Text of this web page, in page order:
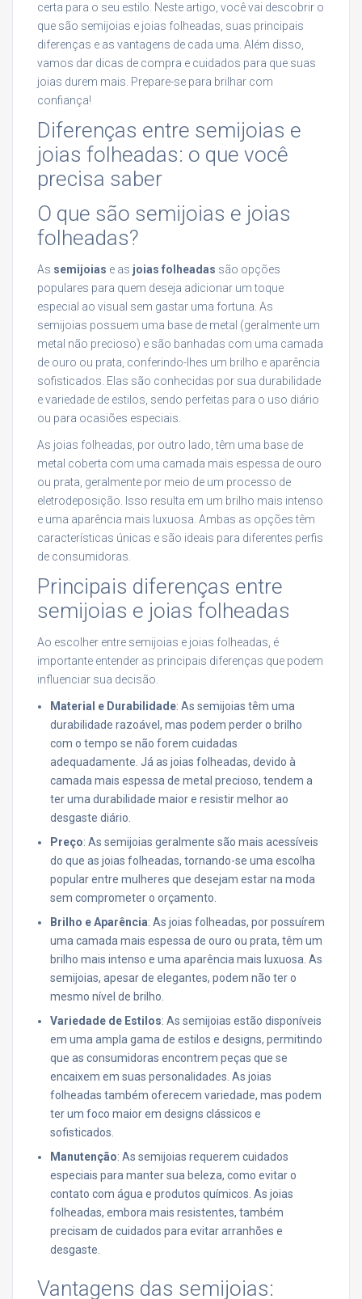
certa para o seu estilo. Neste artigo, você vai descobrir o
que são semijoias e joias folheadas, suas principais
diferenças e as vantagens de cada uma. Além disso,
vamos dar dicas de compra e cuidados para que suas
joias durem mais. Prepare-se para brilhar com
confiança!
Diferenças entre semijoias e
joias folheadas: o que você
precisa saber
O que são semijoias e joias
folheadas?
As semijoias e as joias folheadas são opções
populares para quem deseja adicionar um toque
especial ao visual sem gastar uma fortuna. As
semijoias possuem uma base de metal (geralmente um
metal não precioso) e são banhadas com uma camada
de ouro ou prata, conferindo-lhes um brilho e aparência
sofisticados. Elas são conhecidas por sua durabilidade
e variedade de estilos, sendo perfeitas para o uso diário
ou para ocasiões especiais.
As joias folheadas, por outro lado, têm uma base de
metal coberta com uma camada mais espessa de ouro
ou prata, geralmente por meio de um processo de
eletrodeposição. Isso resulta em um brilho mais intenso
e uma aparência mais luxuosa. Ambas as opções têm
características únicas e são ideais para diferentes perfis
de consumidoras.
Principais diferenças entre
semijoias e joias folheadas
Ao escolher entre semijoias e joias folheadas, é
importante entender as principais diferenças que podem
influenciar sua decisão.
Material e Durabilidade: As semijoias têm uma
durabilidade razoável, mas podem perder o brilho
com o tempo se não forem cuidadas
adequadamente. Já as joias folheadas, devido à
camada mais espessa de metal precioso, tendem a
ter uma durabilidade maior e resistir melhor ao
desgaste diário.
Preço: As semijoias geralmente são mais acessíveis
do que as joias folheadas, tornando-se uma escolha
popular entre mulheres que desejam estar na moda
sem comprometer o orçamento.
Brilho e Aparência: As joias folheadas, por possuírem
uma camada mais espessa de ouro ou prata, têm um
brilho mais intenso e uma aparência mais luxuosa. As
semijoias, apesar de elegantes, podem não ter o
mesmo nível de brilho.
Variedade de Estilos: As semijoias estão disponíveis
em uma ampla gama de estilos e designs, permitindo
que as consumidoras encontrem peças que se
encaixem em suas personalidades. As joias
folheadas também oferecem variedade, mas podem
ter um foco maior em designs clássicos e
sofisticados.
Manutenção: As semijoias requerem cuidados
especiais para manter sua beleza, como evitar o
contato com água e produtos químicos. As joias
folheadas, embora mais resistentes, também
precisam de cuidados para evitar arranhões e
desgaste.
Vantagens das semijoias: